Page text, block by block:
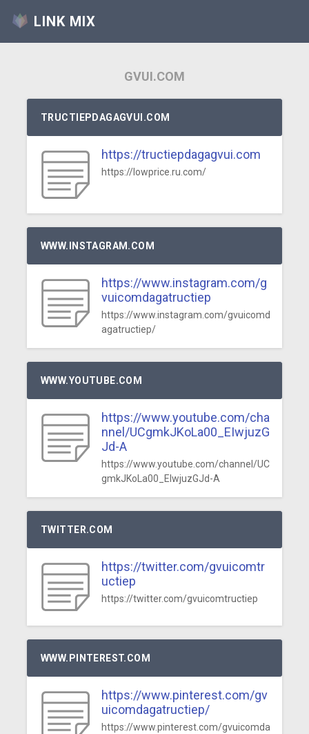
LINK MIX
GVUI.COM
TRUCTIEPDAGAGVUI.COM
https://tructiepdagagvui.com
https://lowprice.ru.com/
WWW.INSTAGRAM.COM
https://www.instagram.com/g
vuicomdagatructiep
https://www.instagram.com/gvuicomd
agatructiep/
WWW.YOUTUBE.COM
https://www.youtube.com/cha
nnel/UCgmkJKoLa00_EIwjuzG
Jd-A
https://www.youtube.com/channel/UC
gmkJKoLa00_EIwjuzGJd-A
TWITTER.COM
https://twitter.com/gvuicomtr
uctiep
https://twitter.com/gvuicomtructiep
WWW.PINTEREST.COM
https://www.pinterest.com/gv
uicomdagatructiep/
https://www.pinterest.com/gvuicomda